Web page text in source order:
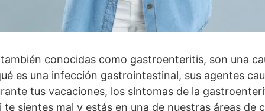
conocidas como gastroenteritis, son una
es una infección gastrointestinal, sus agentes
tus vacaciones, los síntomas de la
sientes mal y estás en una de nuestras áreas